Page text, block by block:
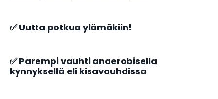
✅ Uutta potkua ylämäkiin!
✅ Parempi vauhti anaerobisella
kynnyksellä eli kisavauhdissa